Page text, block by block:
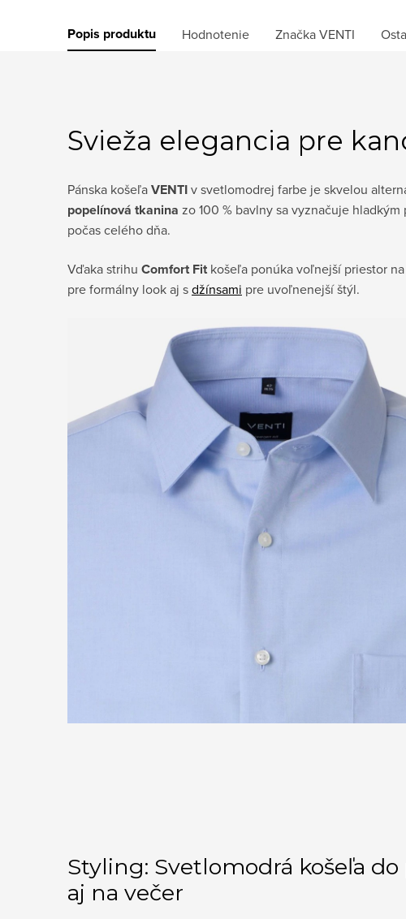
Popis produktu Hodnotenie ZnačkaVENTI
Svieža elegancia pre
Pánska košeľaVENTIv svetlomodrej farbe je skvelou
popelínová tkanina zo 100 % bavlny sa vyznačuje
počas celého dňa.
Vďaka strihu Comfort Fitkošeľa ponúka voľnejší priestor
pre formálny look aj sdžínsami pre uvoľnenejší štýl.
Styling: Svetlomodrá košeľa do
aj na večer